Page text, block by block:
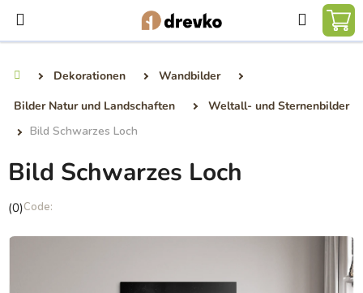
Inhalt
springen
Suchen
Dekorationen
Wandbilder
Bilder Natur und Landschaften
Weltall- und Sternenbilder
Bild Schwarzes Loch
Bild Schwarzes Loch
Die
Produktbewertung
(0)